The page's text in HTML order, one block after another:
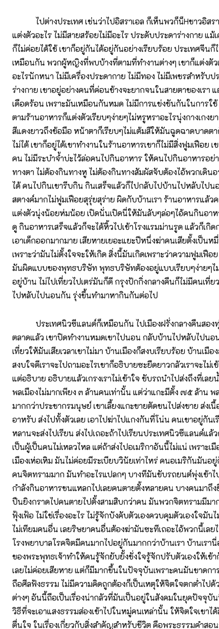
ไปต่างประเทศ เช่นว่าไปอิสราเอล ก็เห็นพวก็น็Hชาวอิสร
แต่งตัวอะไร ไม่มีสายสร้อยไม่มีอะไร ประดับประดาร่างกาย แม้เ
ก็ไม่ค่อยได้ใช้ เขาก็อยู่กันได้อยู่กันอย่างเรียบร้อย ประเทศจีน
เหมือนกัน พวกผู้หญิงที่พบบ้างที่ตามที่ทำงานต่างๆ เขาก็แต่งตัว
อะไรนักหนา ไม่มีเครื่องประดากาย ไม่มีทอง ไม่มีเพชรสำหรับป
ร่างกาย เขาอยู่อย่างคนที่ค่อนข้างจะยากจนในสายตาของเรา
เดือดร้อน เพราะมันเหมือนกันหมด ไม่มีการแข่งขันกันในการใ
ตามร้านอาหารก็แต่งตัวเรียบๆง่ายๆไม่หรูหราอะไรนุ่งกางเกงย
สีแดงยาวถึงข้อมือ หน้าตาก็เรียบๆไม่แต้มสีให้มันฉูดฉาดบาดต
ไม่ได้ เขาก็อยู่ได้เขาทำงานในร้านอาหารเขาก็ไม่มีสิ่งฟูมเฟือย
คน ไม่มีระบำจ้ำบ่ะไว้ล่อคนไปกินอาหาร ให้คนไปกินอาหารอย่
ทางตา ไม่ต้องกินทางหู ไม่ต้องกินทางสัมผัสจับต้องไอ้พวกเดิน
ได้ คนไปกินเขารีบกิน กินเสร็จแล้วก็ไปกลับไปบ้านไปหลับไปน
สตางค์มากไม่ฟูมเฟือยสุรุ่ยสุร่าย ผิดกับบ้านเรา ร้านอาหารแล้ว
แต่งตัวนุ่งน้อยห่มน้อย เปิดนั่นเปิดนี่ให้มันลับๆล่อๆไอ้คนกินอาห
ดู กินอาหารเสร็จแล้วก็จะได้หิ้วไปเข้าโรงแรมม่านรูด แล้วก็เกิ
เอาเด็กออกมากมาย เสียหายเยอะแยะปีหนึ่งฆ่าคนเสียตั้งเป็นห
เพราะว่ามันไม่ตั้งใจจะให้เกิด สิ่งนี้มันเกิดเพราะว่าความฟูมเฟือ
มันผิดแบบของพุทธบริษัท พุทธบริษัทต้องอยู่แบบเรียบๆง่ายๆไ
อยู่บ้าน ไม่ไปเที่ยวไปเตร่มันก็ดี กรุงปักกิ่งกลางคืนก็ไม่มีคนเที่ย
ไปหลับไปนอนกัน รุ่งขึ้นทำมาหากินกันต่อไป
ประเทศนิวซีแลนด์ก็เหมือนกัน ไปเมืองฝรั่งกลางคืนสอง
ตลาดแล้ว เขาปิดทำงานหมดเขาไปนอน กลับบ้านไปหลับไปนอ
เที่ยวให้มันเสียเวลาเขาไม่มา บ้านเมืองก็สงบเรียบร้อย บ้านเมือ
สงบใจดีเราจะไปถามอะไรเขาก็อธิบายซะยืดยาวกลัวเราจะไม่เ
แต่อธิบาย อธิบายแล้วเกรงเราไม่เข้าใจ ขับรถนำไปส่งถึงที่เลย
พลเมืองไม่มากเพียง ๓ ล้านคนเท่านั้น แต่ว่าแกะมีตั้ง ๗๕ ล้าน พ
มากกว่าประชากรมนุษย์ เขาเลี้ยงแกะขายตัดขนไปส่งขาย ส่งเ
อาหรับ ส่งไปทั้งตัวเลย เอาไปฆ่าไปแกงกันที่โน่น คนเขาอยู่กัน
หลานจะส่งไปเรียน ส่งไปเถอะถ้าไปเรียนประเทศนิวซีแลนด์แล้
เป็นผู้เป็นคนไม่เหลวไหล แต่ถ้าส่งไปอเมริกาอันนี้ไม่แน่ เพราะเมื
เมืองเห่อเหิม มันไม่ค่อยมีระเบียบวินัยเท่าไหร่ คนอเมริกันมันอ
คนจิตทรามมาก มันทำอะไรแปลกๆ บางทีมันขับรถยนต์พุ่งเข้า
กำลังกินอาหารชนแหลกไปเลยคนตายตั้งหลายคน บางคนมาถึง
ปืนยิงกราดไปคนตายไปตั้งสามสิบกว่าคน มันพวกจิตทรามมีมา
ฟุ้งเฟ้อ ไม่ใช่เรื่องอะไร ไม่รู้จักบังคับตัวเองควบคุมตัวเองใจมัน
ไม่เทียมคนอื่น เลยริษยาคนอื่นต้องฆ่ามันซะทีเถอะไอ้พวกนี้เล
โรงพยาบาลโรคจิตมีคนมากไปอยู่กันมากกว่าบ้านเรา บ้านเรา
ของพระพุทธเจ้าทำให้คนรู้จักยับยั้งชั่งใจรู้จักปรับตัวเองให้เข้
เลยไม่ค่อยเสียหาย แต่ก็มีมากขึ้นในปัจจุบันเพราะคนมันขาดกา
ถือศีลฟังธรรม ไม่มีความคิดถูกต้องก็เป็นเหตุให้จิตใจตกต่ำไปด้
ต่างๆ อันนี้ถือเป็นเรื่องน่ากลัวที่มันเป็นอยู่ในสังคมในยุคปัจจุบัน
วิธีที่จะเอาแสงธรรมส่องเข้าไปในหมู่คนเหล่านั้น ให้จิตใจเขาไ
ตื่นใจ ในเรื่องเกี่ยวกับสิ่งสำคัญสำหรับชีวิต คือพระธรรมคำสอ